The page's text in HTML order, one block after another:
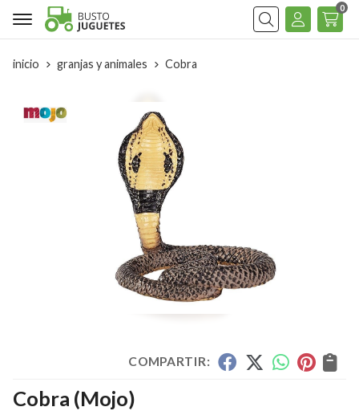
Buscar
0
inicio granjas y animales Cobra
COMPARTIR:
Cobra (Mojo)